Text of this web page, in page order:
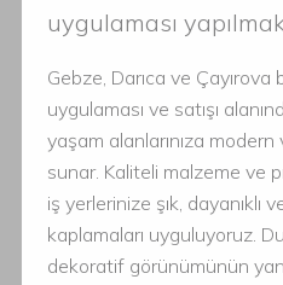
uygulaması
Gebze, Darıca ve
uygulaması ve satışı
yaşam alanlarınıza
sunar. Kaliteli malzeme ve
iş yerlerinize şık, dayanıklı
kaplamaları uyguluyoruz.
dekoratif görünümünün yanı